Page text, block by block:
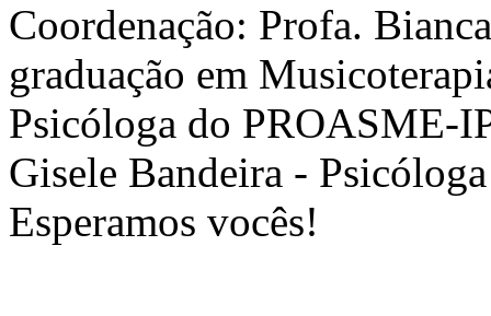
Coordenação: Profa.
graduação em
Psicóloga do PROASME-
Gisele Bandeira -
Esperamos vocês!